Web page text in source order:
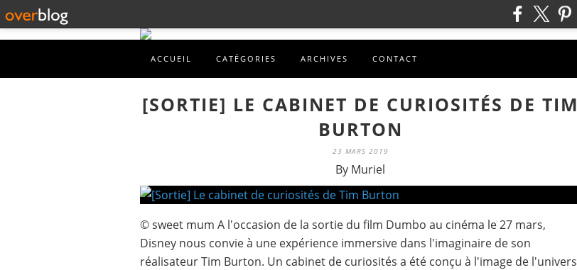
ACCUEIL CATÉGORIES ARCHIVES CONTACT
[SORTIE] LE CABINET DE CURIOSITÉS DE TIM
BURTON
23 MARS 2019
By Muriel
© sweet mum A l'occasion de la sortie du film Dumbo au cinéma le 27 mars,
Disney nous convie à une expérience immersive dans l'imaginaire de son
réalisateur Tim Burton. Un cabinet de curiosités a été conçu à l'image de l'univers